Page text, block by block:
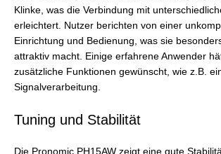
Klinke, was die Verbindung mit
erleichtert. Nutzer berichten von einer
Einrichtung und Bedienung, was sie
attraktiv macht. Einige erfahrene Anwender
zusätzliche Funktionen gewünscht, wie z.B.
Signalverarbeitung.
Tuning und Stabilität
Die Pronomic PH15AW zeigt eine gute